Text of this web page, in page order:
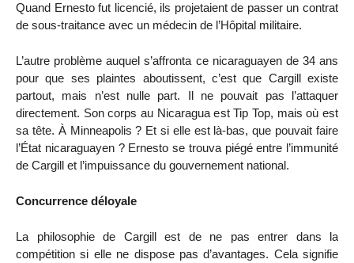
Quand Ernesto fut licencié, ils projetaient de passer un contrat
de sous-traitance avec un médecin de l’Hôpital militaire.
L’autre problème auquel s’affronta ce nicaraguayen de 34 ans
pour que ses plaintes aboutissent, c’est que Cargill existe
partout, mais n’est nulle part. Il ne pouvait pas l’attaquer
directement. Son corps au Nicaragua est Tip Top, mais où est
sa tête. À Minneapolis ? Et si elle est là-bas, que pouvait faire
l’État nicaraguayen ? Ernesto se trouva piégé entre l’immunité
de Cargill et l’impuissance du gouvernement national.
Concurrence déloyale
La philosophie de Cargill est de ne pas entrer dans la
compétition si elle ne dispose pas d’avantages. Cela signifie